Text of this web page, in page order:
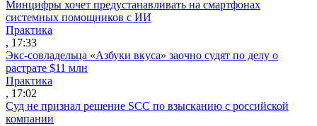
Минцифры хочет предустанавливать на смартфонах
системных помощников с ИИ
Практика
, 17:33
Экс-совладельца «Азбуки вкуса» заочно судят по делу о
растрате $11 млн
Практика
, 17:02
Суд не признал решение SCC по взысканию с российской
компании